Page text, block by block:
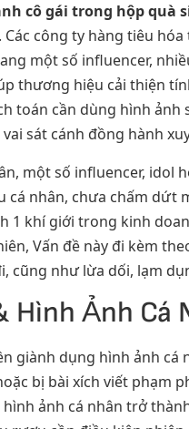
cô gái trong hộp quà
công ty hàng tiêu
một số influencer,
thương hiệu cải thiện
toán cần dùng hình
sát cánh đồng hành
một số influencer, idol
nhân, chưa chấm dứt
1 khí giới trong kinh
Vấn đề này đi kèm
cũng như lừa dối, lạm
Hình Ảnh Cá
giành dụng hình ảnh
bị bài xích viết
ảnh cá nhân trở